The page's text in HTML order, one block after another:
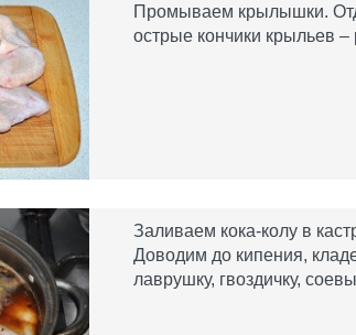
Промываем крылышки.
острые кончики крыльев
Заливаем кока-колу в
Доводим до кипения,
лаврушку, гвоздичку,